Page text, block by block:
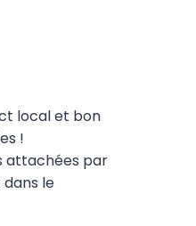
local et bon
!
attachées par
le